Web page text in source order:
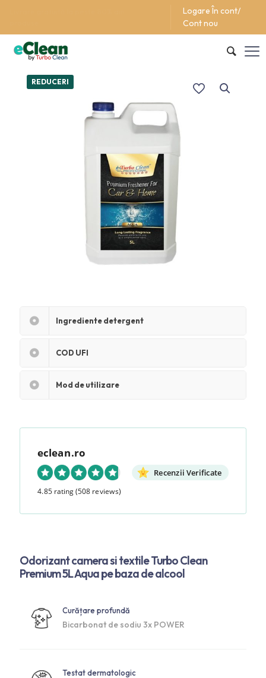
Logare În cont/
Cont nou
REDUCERI
Ingrediente detergent
COD UFI
Mod de utilizare
eclean.ro
Recenzii Verificate
4.85 rating(508 reviews)
Odorizant camera si textile Turbo Clean
Premium 5L Aqua pe baza de alcool
Curățare profundă
Bicarbonat de sodiu 3x POWER
Testat dermatologic